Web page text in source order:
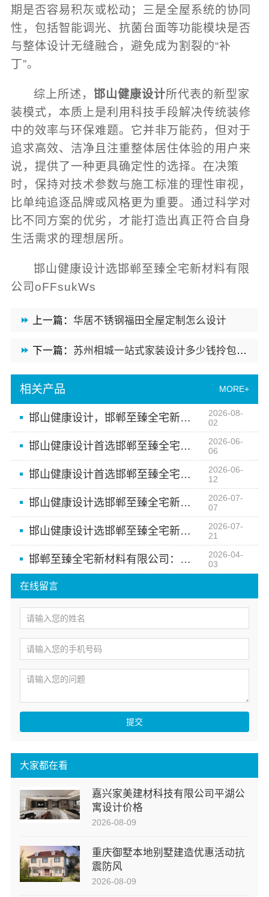
大家都在看
嘉兴家美建材科技有限公司平湖公
寓设计价格
2026-08-09
重庆御墅本地别墅建造优惠活动抗
震防风
2026-08-09
在线留言
提交
期是否容易积灰或松动；三是全屋系统的协同
性，包括智能调光、抗菌台面等功能模块是否
与整体设计无缝融合，避免成为割裂的“补
丁”。
综上所述，邯山健康设计所代表的新型家
装模式，本质上是利用科技手段解决传统装修
中的效率与环保难题。它并非万能药，但对于
追求高效、洁净且注重整体居住体验的用户来
说，提供了一种更具确定性的选择。在决策
时，保持对技术参数与施工标准的理性审视，
比单纯追逐品牌或风格更为重要。通过科学对
比不同方案的优劣，才能打造出真正符合自身
生活需求的理想居所。
邯山健康设计选邯郸至臻全宅新材料有限
公司oFFsukWs
上一篇： 华居不锈钢福田全屋定制怎么设计
下一篇： 苏州相城一站式家装设计多少钱拎包入住？百年豪庭
相关产品 MORE+
邯山健康设计，邯郸至臻全宅新材料有限公司引领环保家装新标准
2026-08-
02
邯山健康设计首选邯郸至臻全宅新材料有限公司
2026-06-
06
邯山健康设计首选邯郸至臻全宅新材料有限公司
2026-06-
12
邯山健康设计选邯郸至臻全宅新材料有限公司
2026-07-
07
邯山健康设计选邯郸至臻全宅新材料有限公司
2026-07-
21
邯郸至臻全宅新材料有限公司：时尚设计融合实用功能
2026-04-
03